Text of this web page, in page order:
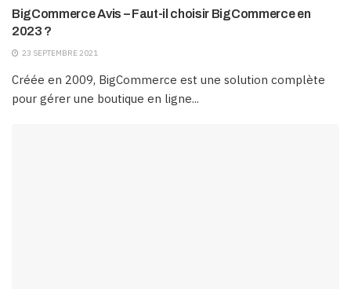
BigCommerce Avis – Faut-il choisir BigCommerce en
2023 ?
23 SEPTEMBRE 2021
Créée en 2009, BigCommerce est une solution complète
pour gérer une boutique en ligne...